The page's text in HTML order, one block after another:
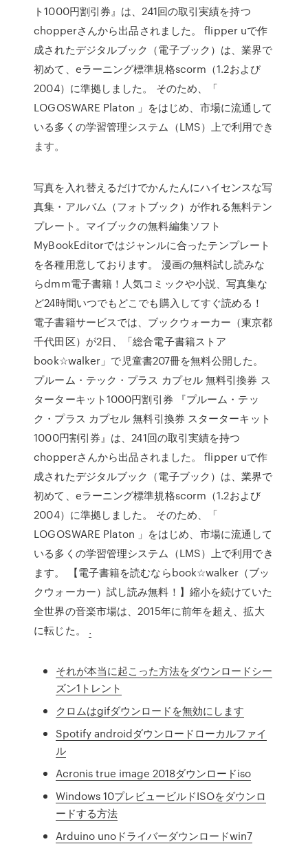
ト1000円割引券』は、241回の取引実績を持つ
chopperさんから出品されました。 flipper uで作
成されたデジタルブック（電子ブック）は、業界で
初めて、eラーニング標準規格scorm（1.2および
2004）に準拠しました。 そのため、「
LOGOSWARE Platon 」をはじめ、市場に流通して
いる多くの学習管理システム（LMS）上で利用でき
ます。
写真を入れ替えるだけでかんたんにハイセンスな写
真集・アルバム（フォトブック）が作れる無料テン
プレート。マイブックの無料編集ソフト
MyBookEditorではジャンルに合ったテンプレート
を各種用意しております。 漫画の無料試し読みな
らdmm電子書籍！人気コミックや小説、写真集な
ど24時間いつでもどこでも購入してすぐ読める！
電子書籍サービスでは、ブックウォーカー（東京都
千代田区）が2日、「総合電子書籍ストア
book☆walker」で児童書207冊を無料公開した。
プルーム・テック・プラス カプセル 無料引換券 ス
ターターキット1000円割引券 『プルーム・テッ
ク・プラス カプセル 無料引換券 スターターキット
1000円割引券』は、241回の取引実績を持つ
chopperさんから出品されました。 flipper uで作
成されたデジタルブック（電子ブック）は、業界で
初めて、eラーニング標準規格scorm（1.2および
2004）に準拠しました。 そのため、「
LOGOSWARE Platon 」をはじめ、市場に流通して
いる多くの学習管理システム（LMS）上で利用でき
ます。 【電子書籍を読むならbook☆walker（ブッ
クウォーカー）試し読み無料！】縮小を続けていた
全世界の音楽市場は、2015年に前年を超え、拡大
に転じた。 .
それが本当に起こった方法をダウンロードシー
ズン1トレント
クロムはgifダウンロードを無効にします
Spotify androidダウンロードローカルファイ
ル
Acronis true image 2018ダウンロードiso
Windows 10プレビュービルドISOをダウンロ
ードする方法
Arduino unoドライバーダウンロードwin7